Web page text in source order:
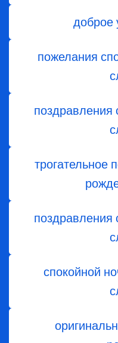
доброе
пожелания
поздравления
трогательное
поздравления
спокойной